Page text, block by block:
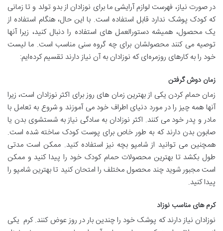
در صورت نیاز، فهرست لوازم آرایشی ما برای نوزادان از بدو تولد و تا زمانی
که کودک پوشک ندارد قابل استفاده است. با این حال، هنگام استفاده از
یک محصول، همیشه دستورالعمل های استفاده را دنبال کنید، زیرا آنها
توصیه می کنند محصولشان برای چه گروه سنی مناسب است. ما لیست
خود را به کارهای روزمره‌ای که نوزادان به آن نیاز دارند تقسیم کرده‌ایم:
زمان دوش گرفتن
زمان حمام کردن یکی از بهترین زمان های روز برای اکثر نوزادان است، زیرا
آنها همه چیز را در مورد دنیای اطراف خود می آموزند و شروع به تعامل با
مادر و پدر خود می کنند. اکثر نوزادان به سادگی نیاز به شستشوی بدن یا
صابون بدن دارند که به طور خاص برای پوست کودک ساخته شده است.
همچنین می توانید از شامپو بچه نیز استفاده کنید. ممکن است مدتی
طول بکشد تا بهترین محصولات حمام کودک خود را پیدا کنید و ممکن
است مجبور شوید چند محصول مختلف را امتحان کنید تا بهترین شامپو را
پیدا کنید.
کرم های مناسب نوزاد
نوزادان نیاز دارند که پوشک خود را چندین بار در روز عوض کنند. کرم یکی